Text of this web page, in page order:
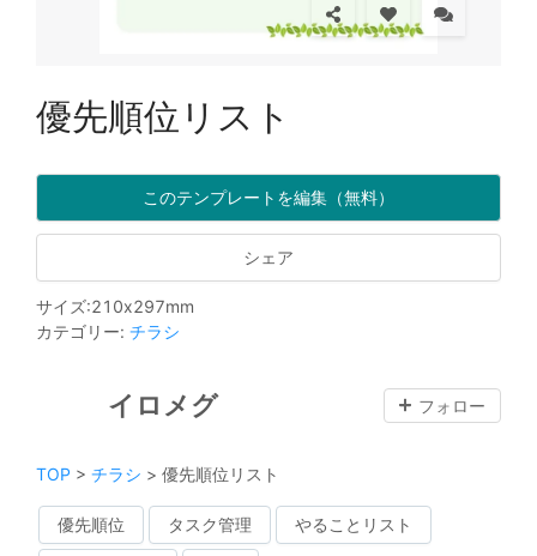
優先順位リスト
このテンプレートを編集（無料）
シェア
サイズ:210x297mm
カテゴリー: チラシ
イロメグ フォロー
TOP > チラシ > 優先順位リスト
優先順位 タスク管理 やることリスト